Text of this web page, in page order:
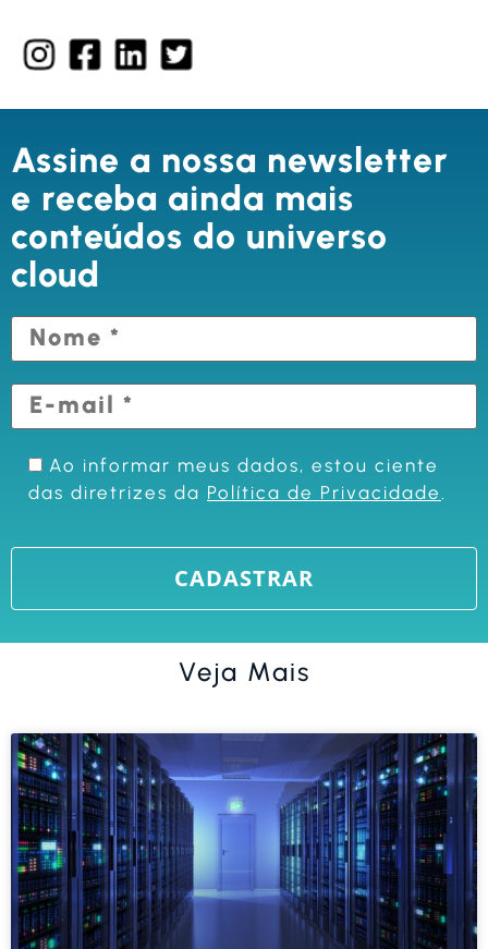
Assine a nossa newsletter
e receba ainda mais
conteúdos do universo
cloud
Ao informar meus dados, estou ciente
das diretrizes da Política de Privacidade
Veja Mais